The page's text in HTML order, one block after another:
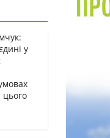
у
цього